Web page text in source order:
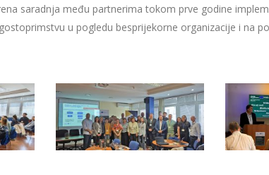
saradnja među partnerima tokom prve godine
u pogledu besprijekorne organizacije i na